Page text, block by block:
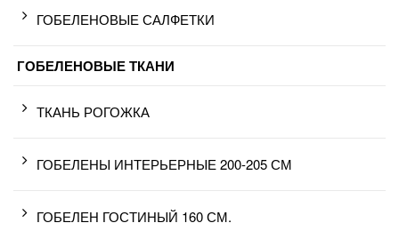
ГОБЕЛЕНОВЫЕ САЛФЕТКИ
ГОБЕЛЕНОВЫЕ ТКАНИ
ТКАНЬ РОГОЖКА
ГОБЕЛЕНЫ ИНТЕРЬЕРНЫЕ 200-205 СМ
ГОБЕЛЕН ГОСТИНЫЙ 160 СМ.